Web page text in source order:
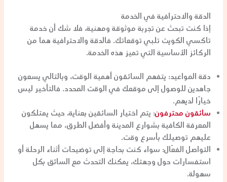
الدقة والاحترافية في الخدمة
إذا كنت تبحث عن تجربة موثوقة ومهنية، فلا شك أن خدمة
تاكسي الكويت تلبي توقعاتك. فالدقة والاحترافية هما من
الركائز الأساسية التي تميز هذه الخدمة.
دقة المواعيد: يتفهم السائقون أهمية الوقت، وبالتالي يسعون
جاهدين للوصول إلى موقعك في الوقت المحدد. فالتأخير ليس
خيارًا لديهم.
سائقون محترفون: يتم اختيار السائقين بعناية، حيث يمتلكون
المعرفة الكافية بشوارع المدينة وأفضل الطرق، مما يسهل
عليهم توصيلك بأسرع وقت.
التواصل الفعّال: سواء كنت بحاجة إلى توضيحات أثناء الرحلة أو
استفسارات حول وجهتك، يمكنك التحدث مع السائق بكل
سهولة.